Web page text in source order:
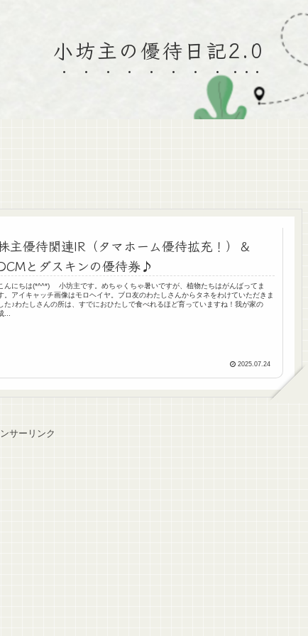
小坊主の優待日記2.0
主優待関連IR（タマホーム優待拡充！）＆
とダスキンの優待券♪
んにちは(*^^*) 小坊主です。めちゃくちゃ暑いですが、植物たちはがんばってま
。アイキャッチ画像はモロヘイヤ。ブロ友のわたしさんからタネをわけていただきま
た♪わたしさんの所は、すでにおひたしで食べれるほど育っていますね！我が家の
...
2025.07.24
サーリンク